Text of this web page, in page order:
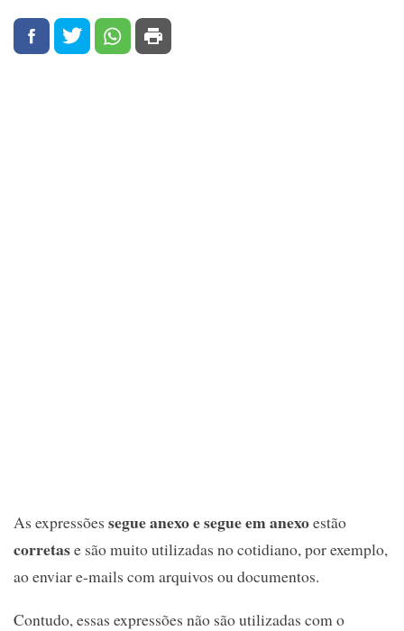
As expressões segue anexo e segue em anexoestão
corretase são muito utilizadas no cotidiano, por exemplo,
ao enviar e-mails com arquivos ou documentos.
Contudo, essas expressões não são utilizadas com o